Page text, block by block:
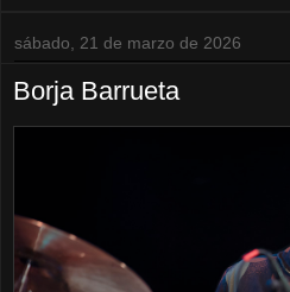
sábado, 21 de marzo de 2026
Borja Barrueta